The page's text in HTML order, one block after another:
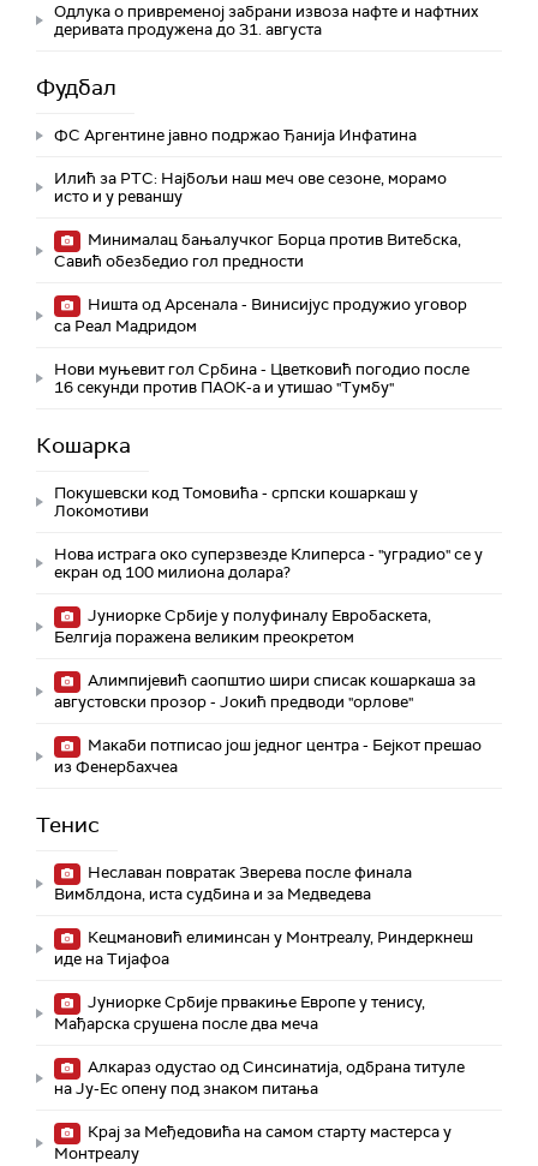
Одлука о привременој забрани извоза нафте и нафтних
деривата продужена до 31. августа
Фудбал
ФС Аргентине јавно подржао Ђанија Инфатина
Илић за РТС: Најбољи наш меч ове сезоне, морамо
исто и у реваншу
Минималац бањалучког Борца против Витебска,
Савић обезбедио гол предности
Ништа од Арсенала - Винисијус продужио уговор
са Реал Мадридом
Нови муњевит гол Србина - Цветковић погодио после
16 секунди против ПАОК-а и утишао "Тумбу"
Кошарка
Покушевски код Томовића - српски кошаркаш у
Локомотиви
Нова истрага око суперзвезде Клиперса - "уградио" се у
екран од 100 милиона долара?
Јуниорке Србије у полуфиналу Евробаскета,
Белгија поражена великим преокретом
Алимпијевић саопштио шири списак кошаркаша за
августовски прозор - Јокић предводи "орлове"
Макаби потписао још једног центра - Бејкот прешао
из Фенербахчеа
Тенис
Неславан повратак Зверева после финала
Вимблдона, иста судбина и за Медведева
Кецмановић елиминсан у Монтреалу, Риндеркнеш
иде на Тијафоа
Јуниорке Србије првакиње Европе у тенису,
Мађарска срушена после два меча
Алкараз одустао од Синсинатија, одбрана титуле
на Ју-Ес опену под знаком питања
Крај за Међедовића на самом старту мастерса у
Монтреалу